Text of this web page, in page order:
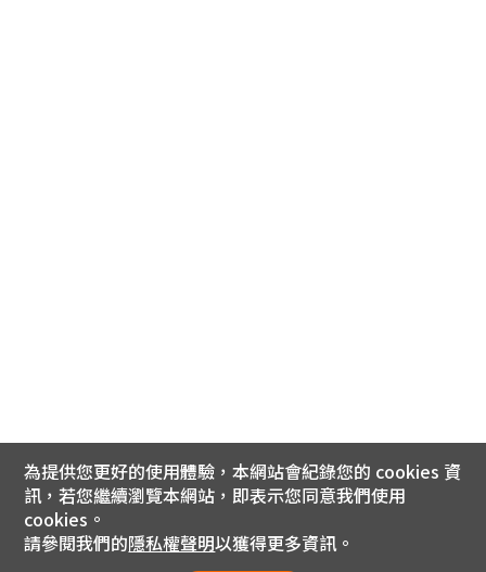
為提供您更好的使用體驗，本網站會紀錄您的 cookies 資
訊，若您繼續瀏覽本網站，即表示您同意我們使用
cookies。
請參閱我們的隱私權聲明以獲得更多資訊。